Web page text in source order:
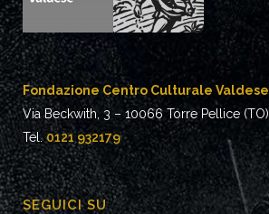
Fondazione Centro Culturale Valdese
Via Beckwith, 3 – 10066 Torre Pellice (TO)
Tel.0121 932179
SEGUICI SU